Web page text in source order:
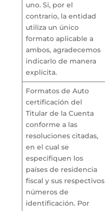
uno. Si, por el
contrario, la entidad
utiliza un único
formato aplicable a
ambos, agradecemos
indicarlo de manera
explícita.
Formatos de Auto
certificación del
Titular de la Cuenta
conforme a las
resoluciones citadas,
en el cual se
especifiquen los
países de residencia
fiscal y sus respectivos
números de
identificación. Por